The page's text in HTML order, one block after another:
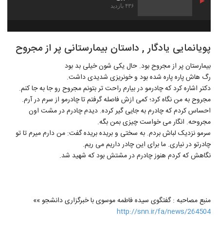
۴۳۶ بازدید
پویانمایی یادگار , داستان بیمارستانی پر از مجروح
بیمارستان پر از مجروح بود. حال یکی شون خیلی بد بود
رگ هاش پاره پاره شده بود و خونریزی شدیدی داشت.
دکتر اشاره کرد که چادرمو در بیارم راحت تر بتونم مجروح رو جا به جا کنم.
مجروح به من نگاه کرد؛ کمی ازش فاصله گرفتم تا چادرمو از سرم در آرم.
احساس کردم که چادرم به جایی گیر کرده. دیدم چادرم در مشت اون
مجروحه. انگار می خواست چیزی بمن بگه.
سرمو نزدیک لباش بردم. به سختی و بریده بریده گفت: من دارم میرم تا تو
چادرتو در نیاری. ما برای این چادر داریم می ریم.
نگاهش که کردم هنوز چادرم در مشتش بود که شهید شد.
منبع مصاحبه : گفتگوی سیده فاطمه موسوی با خبرگزاری دانشجو »»
http://snn.ir/fa/news/264504